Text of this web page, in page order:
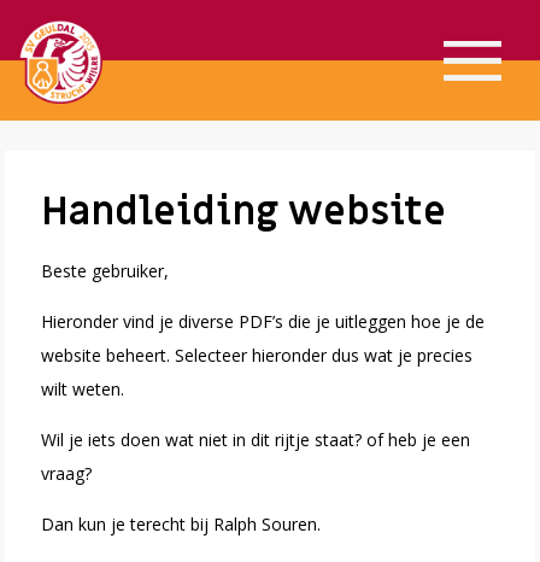
Handleiding website
Beste gebruiker,
Hieronder vind je diverse PDF’s die je uitleggen hoe je de
website beheert. Selecteer hieronder dus wat je precies
wilt weten.
Wil je iets doen wat niet in dit rijtje staat? of heb je een
vraag?
Dan kun je terecht bij Ralph Souren.